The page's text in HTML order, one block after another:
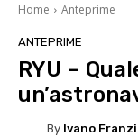
Home Anteprime
ANTEPRIME
RYU –
By Ivano